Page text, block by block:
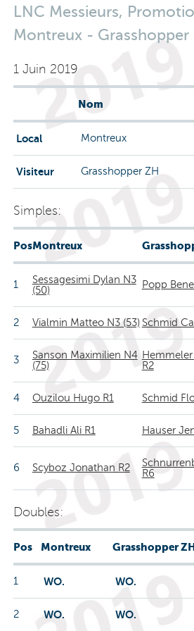
LNC Messieurs,
Montreux - Grasshopper
1 Juin 2019
Nom
Local Montreux
Visiteur Grasshopper ZH
Simples:
PosMontreux
1
Sessagesimi Dylan N3
(50)
Popp
2 Vialmin Matteo N3 (53) Schmid
3
Sanson Maximilien N4
(75)
R2
4 Ouzilou Hugo R1 Schmid
5 Bahadli Ali R1 Hauser
6 Scyboz Jonathan R2
R6
Doubles:
Pos Montreux Grasshopper
1 WO. WO.
2 WO. WO.